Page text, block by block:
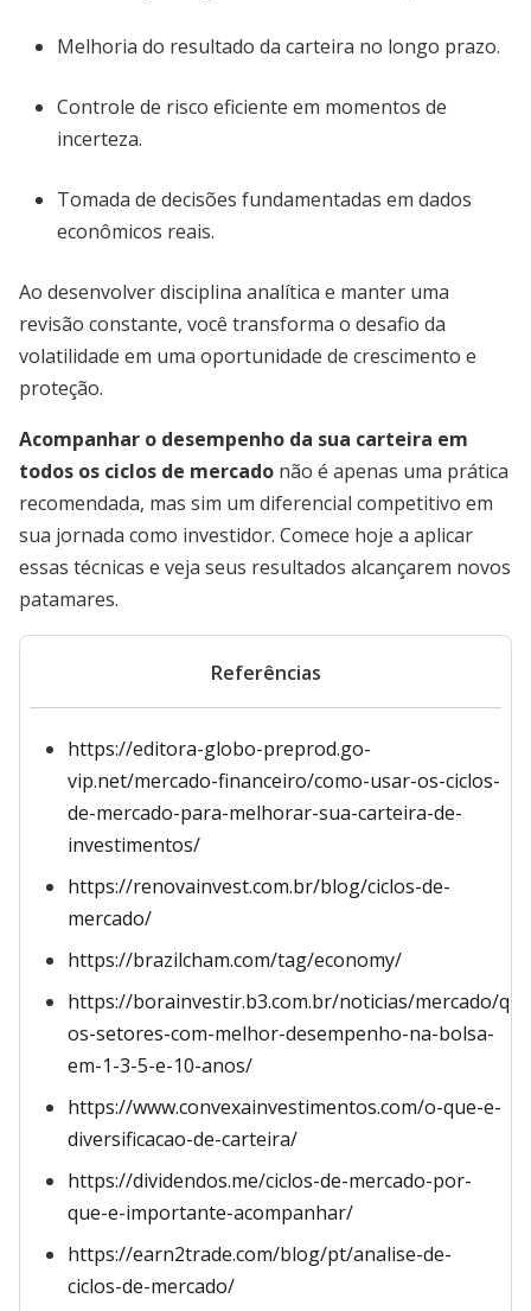
Melhoria do resultado da carteira no longo prazo.
Controle de risco eficiente em momentos de
incerteza.
Tomada de decisões fundamentadas em dados
econômicos reais.
Ao desenvolver disciplina analítica e manter uma
revisão constante, você transforma o desafio da
volatilidade em uma oportunidade de crescimento e
proteção.
Acompanhar o desempenho da sua carteira em
todos os ciclos de mercado não é apenas uma prática
recomendada, mas sim um diferencial competitivo em
sua jornada como investidor. Comece hoje a aplicar
essas técnicas e veja seus resultados alcançarem novos
patamares.
Referências
https://editora-globo-preprod.go-
vip.net/mercado-financeiro/como-usar-os-ciclos-
de-mercado-para-melhorar-sua-carteira-de-
investimentos/
https://renovainvest.com.br/blog/ciclos-de-
mercado/
https://brazilcham.com/tag/economy/
https://borainvestir.b3.com.br/noticias/mercado/
os-setores-com-melhor-desempenho-na-bolsa-
em-1-3-5-e-10-anos/
https://www.convexainvestimentos.com/o-que-e-
diversificacao-de-carteira/
https://dividendos.me/ciclos-de-mercado-por-
que-e-importante-acompanhar/
https://earn2trade.com/blog/pt/analise-de-
ciclos-de-mercado/